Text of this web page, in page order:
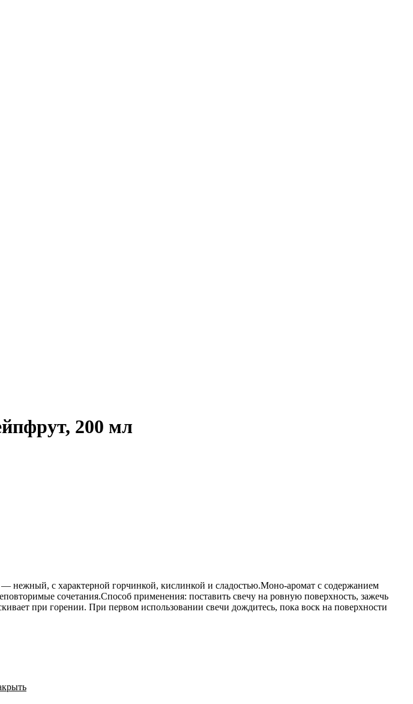
200 мл
— нежный, с характерной горчинкой, кислинкой и сладостью.Моно-аромат с содержанием
сочетания.Способ применения: поставить свечу на ровную поверхность, зажечь
при горении. При первом использовании свечи дождитесь, пока воск на поверхности